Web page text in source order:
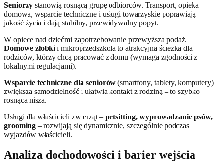
Seniorzystanowią rosnącą grupę odbiorców. Transport, opieka
domowa, wsparcie techniczne i usługi towarzyskie poprawiają
jakość życia i dają stabilny, przewidywalny popyt.
W opiece nad dziećmi zapotrzebowanie przewyższa podaż.
Domowe żłobki i mikroprzedszkola to atrakcyjna ścieżka dla
rodziców, którzy chcą pracować z domu (wymaga zgodności z
lokalnymi regulacjami).
Wsparcie techniczne dla seniorów(smartfony, tablety, komputery)
zwiększa samodzielność i ułatwia kontakt z rodziną – to szybko
rosnąca nisza.
Usługi dla właścicieli zwierząt –petsitting, wyprowadzanie psów,
grooming– rozwijają się dynamicznie, szczególnie podczas
wyjazdów właścicieli.
Analiza dochodowości i barier wejścia